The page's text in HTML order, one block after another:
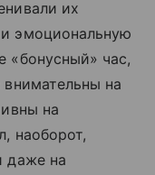
их
эмоциональную
«бонусный» час,
на
на
наоборот,
даже на